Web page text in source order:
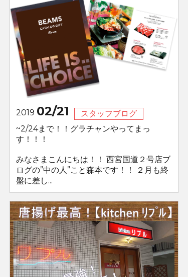
2019 02/21
スタッフブログ
~2/24まで！！グラチャンやってまっ
す！！！
みなさまこんにちは！！ 西宮国道２号店ブ
ログの”中の人”こと森本です！！ ２月も終
盤に差し...